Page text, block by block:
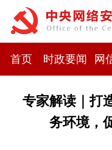
首页 时政要闻 网
专家解读｜打
务环境，